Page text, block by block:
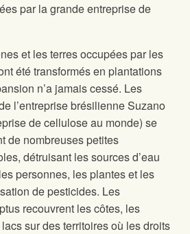
par la grande entreprise de
et les terres occupées par les
été transformés en plantations
n’a jamais cessé. Les
l’entreprise brésilienne Suzano
de cellulose au monde) se
de nombreuses petites
détruisant les sources d’eau
personnes, les plantes et les
de pesticides. Les
recouvrent les côtes, les
sur des territoires où les droits